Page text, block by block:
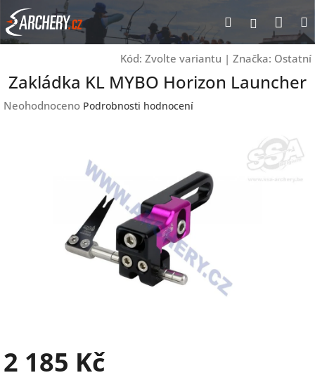
Přejít
na
obsah
Hledat
Kód: Zvolte variantu | Značka: Ostatní
Zakládka KL MYBO Horizon Launcher
Průměrné
Neohodnoceno Podrobnosti hodnocení
2 185 Kč